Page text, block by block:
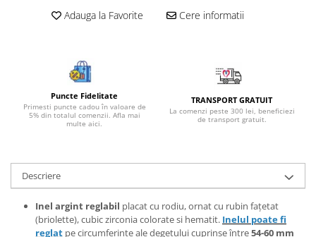
Bijuterii piatra soarelui
Bijuterii safir
Bijuterii sidef si abalone
Bijuterii smarald
Bijuterii spinel
Bijuterii tanzanit
Bijuterii topaz
Bijuterii turcoaz
Adauga la Favorite Cere informatii
Puncte Fidelitate
Primesti puncte cadou în valoare de
5% din totalul comenzii. Afla mai
multe aici.
TRANSPORT GRATUIT
La comenzi peste 300 lei, beneficiezi
de transport gratuit.
Descriere
Inel argint reglabil placat cu rodiu, ornat cu rubin fațetat
(briolette), cubic zirconia colorate si hematit. Inelul poate fi
reglat pe circumferințe ale degetului cuprinse între54-60 mm